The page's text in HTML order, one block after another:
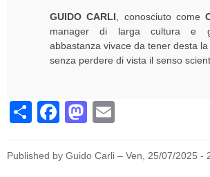
Published by Guido Carli – Ven, 25/07/2025 -
GUIDO CARLI, conosciuto come
manager di larga cultura e
abbastanza vivace da tener desta
senza perdere di vista il senso
ShareFacebook
Mastodon